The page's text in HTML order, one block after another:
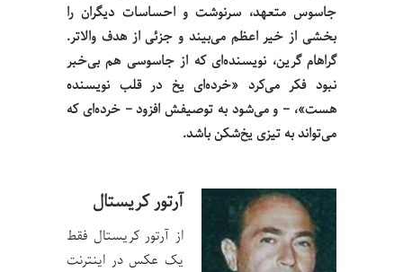
جاسوس متعهد، سرنوشت و احساسات دیگران را
بخشی از خیر اعظم می‌بیند و جزئی از هدف والاتر.
گراهام گرین، نویسنده‌ای که از جاسوسی هم بی‌خبر
نبود فکر می‌کرد «خرده‌ای یخ در قلب نویسنده
هست»، – و می‌شود به توصیفش افزود – خرده‌ای که
می‌تواند به تیزی یخ‌شکن باشد.
آرتور کریستال
از آرتور کریستال فقط
یک عکس در اینترنت